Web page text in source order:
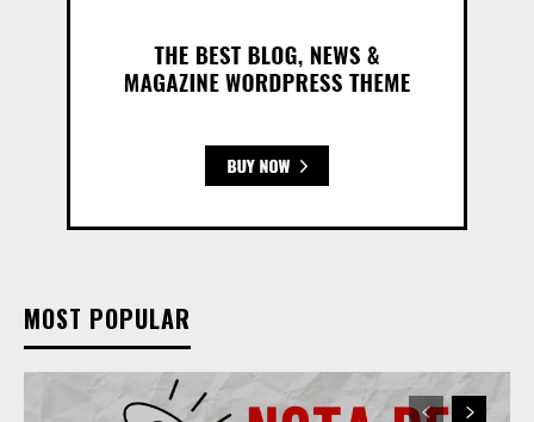
MOST POPULAR